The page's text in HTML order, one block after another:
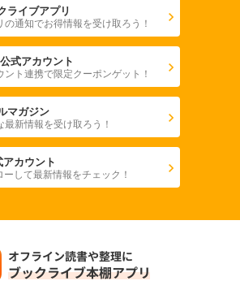
ライブアプリ
の通知でお得情報を受け取ろう！
式アカウント
ント連携で限定クーポンゲット！
マガジン
最新情報を受け取ろう！
カウント
ーして最新情報をチェック！